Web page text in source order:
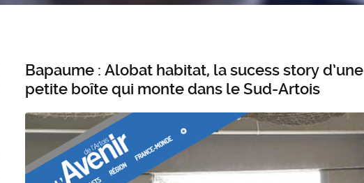
Bapaume : Alobat habitat, la sucess story d’une
petite boîte qui monte dans le Sud-Artois